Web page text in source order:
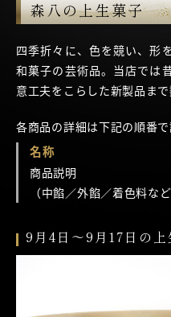
森八の上生菓子
四季折々に、色を競い、形
和菓子の芸術品。当店では
意工夫をこらした新製品ま
各商品の詳細は下記の順番で
名称
商品説明
（中餡／外餡／着色料など
9月4日～9月17日の上